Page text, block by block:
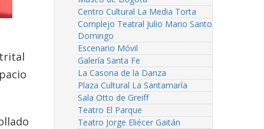
Centro Cultural La Media Torta
Complejo Teatral Julio Mario Santo
Domingo
Escenario Móvil
Galería Santa Fe
La Casona de la Danza
Plaza Cultural La Santamaría
Sala Otto de Greiff
Teatro El Parque
Teatro Jorge Eliécer Gaitán